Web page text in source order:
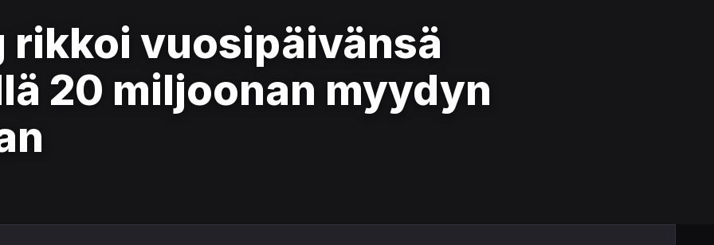
rikkoi vuosipäivänsä
20 miljoonan myydyn